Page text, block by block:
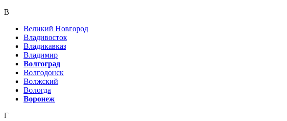
В
Великий Новгород
Владивосток
Владикавказ
Владимир
Волгоград
Волгодонск
Волжский
Вологда
Воронеж
Г